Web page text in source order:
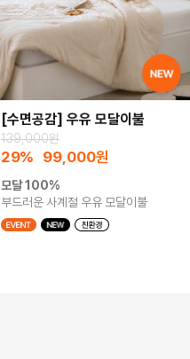
[수면공감] 우유 모달이불
139,000원
29% 99,000원
모달 100%
부드러운 사계절 우유 모달이불